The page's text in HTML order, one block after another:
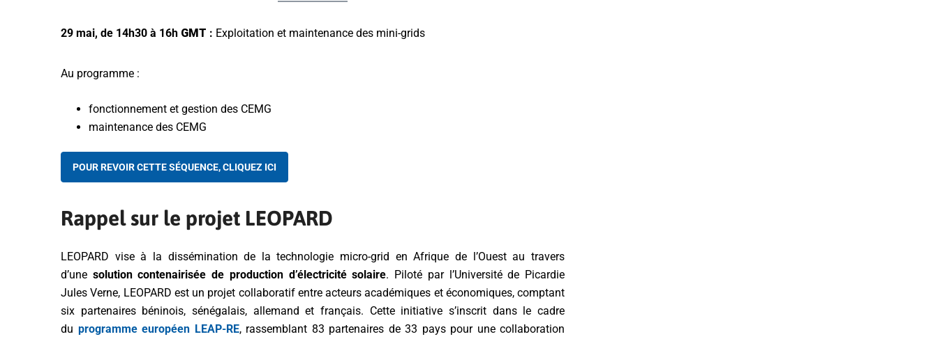
29 mai, de 14h30 à 16h GMT : Exploitation et maintenance des mini-grids
Au programme :
fonctionnement et gestion des CEMG
maintenance des CEMG
POUR REVOIR CETTE SÉQUENCE, CLIQUEZ ICI
Rappel sur le projet LEOPARD
LEOPARD vise à la dissémination de la technologie micro-grid en Afrique de l’Ouest au travers
d’une solution contenairisée de production d’électricité solaire. Piloté par l’Université de Picardie
Jules Verne, LEOPARD est un projet collaboratif entre acteurs académiques et économiques, comptant
six partenaires béninois, sénégalais, allemand et français. Cette initiative s’inscrit dans le cadre
du programme européen LEAP-RE, rassemblant 83 partenaires de 33 pays pour une collaboration